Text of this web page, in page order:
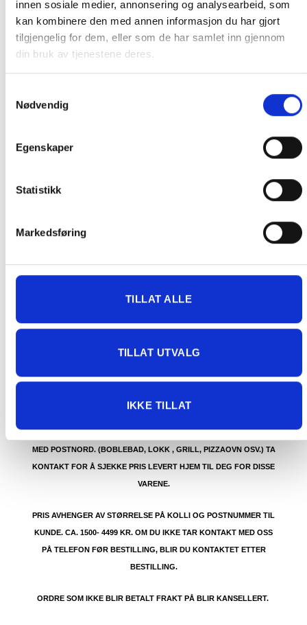
innen sosiale medier, annonsering og analysearbeid, som
kan kombinere den med annen informasjon du har gjort
tilgjengelig for dem, eller som de har samlet inn gjennom
din bruk av tjenestene deres.
Nødvendig
Egenskaper
Statistikk
Markedsføring
TILLAT ALLE
TILLAT UTVALG
IKKE TILLAT
Pakke til hentested. Velg enten Postnord eller Bring i
handlekurven/checkout. Prisen avhenger av vekt eller volumvekt
på pakken.
pakken enten for tung, eller varen har fått frakten fjernet pga.
butikk, og får derfor kun opp valget klikk & hent. Hør med oss på
GRATIS FRAKT (Levert til hentested/butikk, ikke
MED POSTNORD. DET VIL SI PAKKER FRA 0-35 KG MED
MAKSMÅL:35 kg / 105 x 40 x 40 cm
DET ER IKKE GRATIS FRAKT PÅ ORDRE SOM IKKE KAN SENDES
MED POSTNORD. (BOBLEBAD, LOKK , GRILL, PIZZAOVN OSV.) TA
KONTAKT FOR Å SJEKKE PRIS LEVERT HJEM TIL DEG FOR DISSE
VARENE.
PRIS AVHENGER AV STØRRELSE PÅ KOLLI OG POSTNUMMER TIL
KUNDE. CA. 1500- 4499 KR. OM DU IKKE TAR KONTAKT MED OSS
PÅ TELEFON FØR BESTILLING, BLIR DU KONTAKTET ETTER
BESTILLING.
ORDRE SOM IKKE BLIR BETALT FRAKT PÅ BLIR KANSELLERT.